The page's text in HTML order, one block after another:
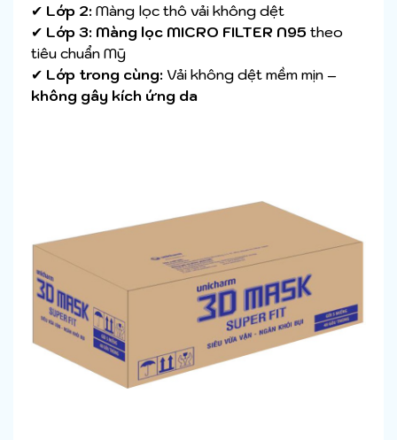
✔ Lớp 2: Màng lọc thô vải không dệt
✔ Lớp 3: Màng lọc MICRO FILTER N95 theo
tiêu chuẩn Mỹ
✔ Lớp trong cùng: Vải không dệt mềm mịn –
không gây kích ứng da